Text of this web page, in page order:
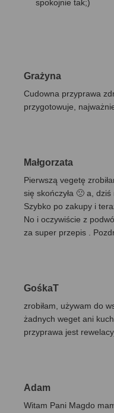
spokojnie tak;)
Grażyna
Cudowna przyprawa
przygotowuje,
Małgorzata
Pierwszą vegetę
się skończyła 🙁 a,
Szybko po zakupy i
No i oczywiście z
za super przepis .
GośkaT
zrobiłam, używam do
żadnych weget ani
przyprawa jest
Adam
Witam Pani Magdo